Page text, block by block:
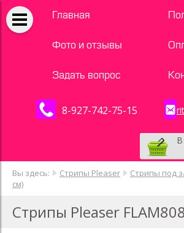
Главная
Фото и отзывы
Задать вопрос
8-927-742-75-15
В
Вы здесь: Стрипы Pleaser Стрипы под
см)
Стрипы Pleaser